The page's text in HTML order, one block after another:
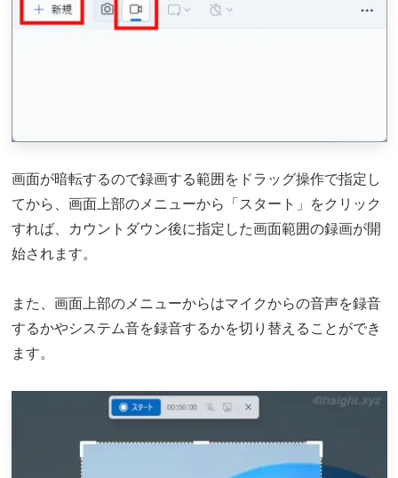
画面が暗転するので録画する範囲をドラッグ操作で指定し
てから、画面上部のメニューから「スタート」をクリック
すれば、カウントダウン後に指定した画面範囲の録画が開
始されます。
また、画面上部のメニューからはマイクからの音声を録音
するかやシステム音を録音するかを切り替えることができ
ます。